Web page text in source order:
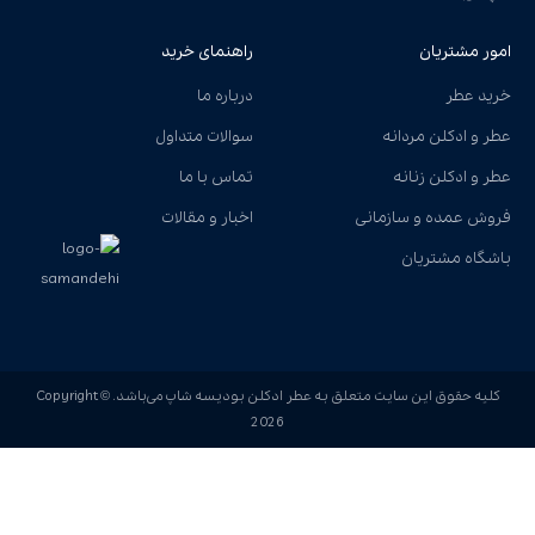
امور مشتریان
خرید عطر
عطر و ادکلن مردانه
عطر و ادکلن زنانه
فروش عمده و سازمانی
باشگاه مشتریان
راهنمای خرید
درباره ما
سوالات متداول
تماس با ما
اخبار و مقالات
کلیه حقوق این سایت متعلق به عطر ادکلن بودیسه شاپ می‌باشد. Copyright ©
2026